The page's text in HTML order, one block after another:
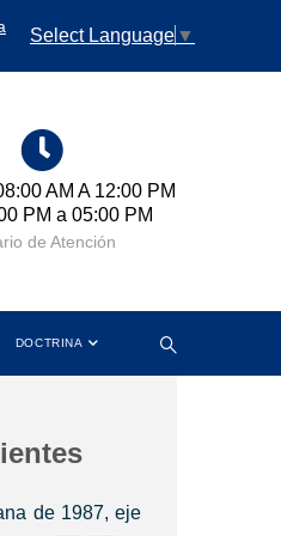
Select Language ▼
AM A 12:00 PM
PM a 05:00 PM
de Atención
DOCTRINA
de 1987, eje